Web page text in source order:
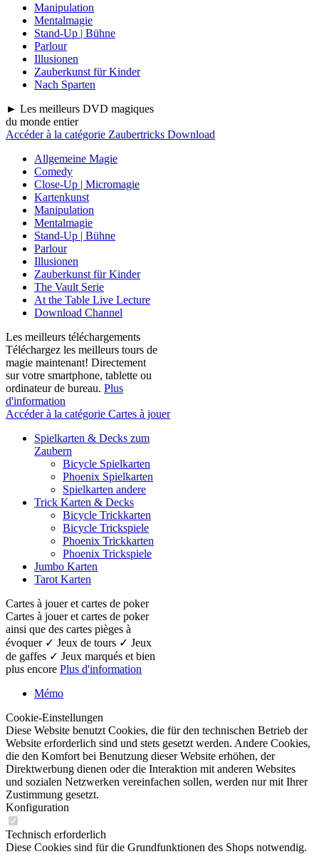
Manipulation
Mentalmagie
Stand-Up | Bühne
Parlour
Illusionen
Zauberkunst für Kinder
Nach Sparten
► Les meilleurs DVD magiques
du monde entier
Accéder à la catégorie Zaubertricks Download
Allgemeine Magie
Comedy
Close-Up | Micromagie
Kartenkunst
Manipulation
Mentalmagie
Stand-Up | Bühne
Parlour
Illusionen
Zauberkunst für Kinder
The Vault Serie
At the Table Live Lecture
Download Channel
Les meilleurs téléchargements
Téléchargez les meilleurs tours de
magie maintenant! Directement
sur votre smartphone, tablette ou
ordinateur de bureau. Plus
d'information
Accéder à la catégorie Cartes à jouer
Spielkarten & Decks zum
Zaubern
Bicycle Spielkarten
Phoenix Spielkarten
Spielkarten andere
Trick Karten & Decks
Bicycle Trickkarten
Bicycle Trickspiele
Phoenix Trickkarten
Phoenix Trickspiele
Jumbo Karten
Tarot Karten
Cartes à jouer et cartes de poker
Cartes à jouer et cartes de poker
ainsi que des cartes pièges à
évoquer ✓ Jeux de tours ✓ Jeux
de gaffes ✓ Jeux marqués et bien
plus encore Plus d'information
Mémo
Cookie-Einstellungen
Diese Website benutzt Cookies, die für den technischen Betrieb der
Website erforderlich sind und stets gesetzt werden. Andere Cookies,
die den Komfort bei Benutzung dieser Website erhöhen, der
Direktwerbung dienen oder die Interaktion mit anderen Websites
und sozialen Netzwerken vereinfachen sollen, werden nur mit Ihrer
Zustimmung gesetzt.
Konfiguration
Technisch erforderlich
Diese Cookies sind für die Grundfunktionen des Shops notwendig.